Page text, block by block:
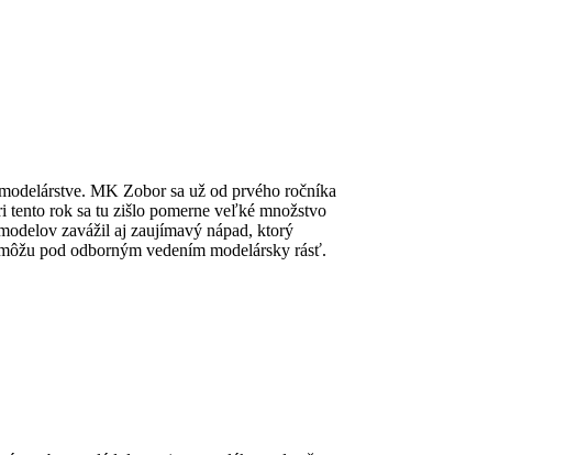
MK Zobor sa už od prvého ročníka
rok sa tu zišlo pomerne veľké množstvo
zavážil aj zaujímavý nápad, ktorý
pod odborným vedením modelársky rásť.